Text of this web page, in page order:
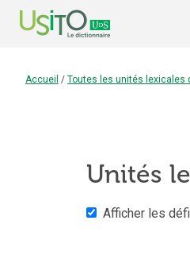
Accueil / Toutes les unités lexicales
Unités
Afficher les